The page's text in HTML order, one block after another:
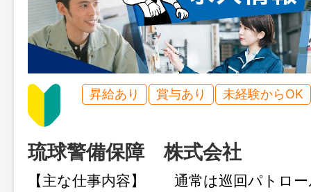
昇給あり 賞与あり 未経験からOK
琉球警備保障 株式会社
【主な仕事内容】 通常は巡回パトロー